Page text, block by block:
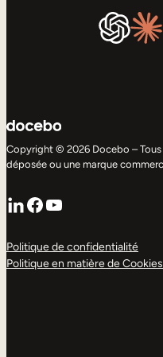
Copyright © 2026 Docebo –
déposée ou une marque
LinkedIn
Facebook
YouTube
Politique de confidentialité
Politique en matière de Cookies